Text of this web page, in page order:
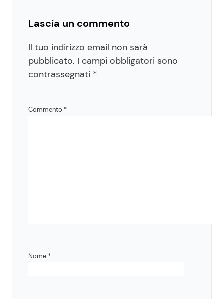
Lascia un commento
Il tuo indirizzo email non sarà
pubblicato. I campi obbligatori sono
contrassegnati *
Commento *
Nome *